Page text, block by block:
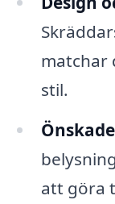
matchar
stil.
att göra